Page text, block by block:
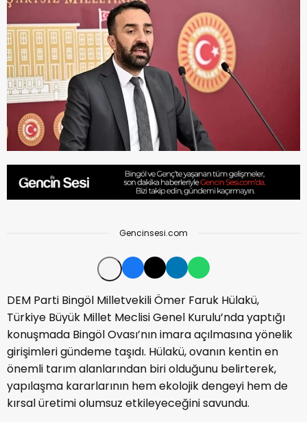
Gencinsesi.com
DEM Parti Bingöl Milletvekili Ömer Faruk Hülakü,
Türkiye Büyük Millet Meclisi Genel Kurulu’nda yaptığı
konuşmada Bingöl Ovası’nın imara açılmasına yönelik
girişimleri gündeme taşıdı. Hülakü, ovanın kentin en
önemli tarım alanlarından biri olduğunu belirterek,
yapılaşma kararlarının hem ekolojik dengeyi hem de
kırsal üretimi olumsuz etkileyeceğini savundu.